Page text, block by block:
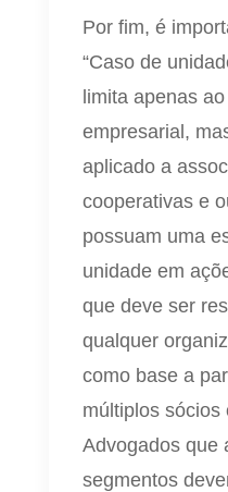
Por fim, é
“Caso de
limita apenas
empresarial,
aplicado a
cooperativas e
possuam uma
unidade em
que deve ser
qualquer
como base a
múltiplos sócios
Advogados que
segmentos